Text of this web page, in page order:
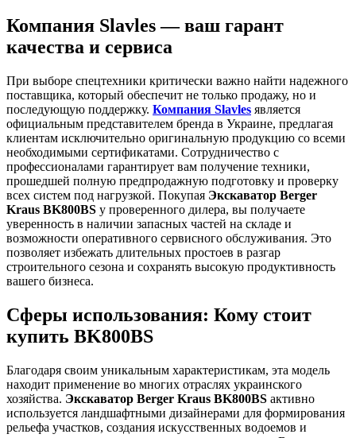
Компания Slavles — ваш гарант
качества и сервиса
При выборе спецтехники критически важно найти надежного
поставщика, который обеспечит не только продажу, но и
последующую поддержку. Компания Slavles является
официальным представителем бренда в Украине, предлагая
клиентам исключительно оригинальную продукцию со всеми
необходимыми сертификатами. Сотрудничество с
профессионалами гарантирует вам получение техники,
прошедшей полную предпродажную подготовку и проверку
всех систем под нагрузкой. Покупая Экскаватор Berger
Kraus BK800BS у проверенного дилера, вы получаете
уверенность в наличии запасных частей на складе и
возможности оперативного сервисного обслуживания. Это
позволяет избежать длительных простоев в разгар
строительного сезона и сохранять высокую продуктивность
вашего бизнеса.
Сферы использования: Кому стоит
купить BK800BS
Благодаря своим уникальным характеристикам, эта модель
находит применение во многих отраслях украинского
хозяйства. Экскаватор Berger Kraus BK800BS активно
используется ландшафтными дизайнерами для формирования
рельефа участков, создания искусственных водоемов и